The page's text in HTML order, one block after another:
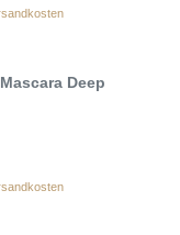
Deep